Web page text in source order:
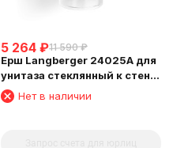
5 264 ₽11 590 ₽
Ерш Langberger 24025A для
унитаза стеклянный к стене
круглый
Нет в наличии